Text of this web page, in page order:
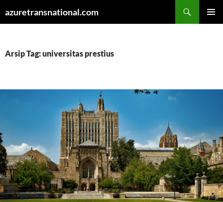
azuretransnational.com
Arsip Tag: universitas prestius